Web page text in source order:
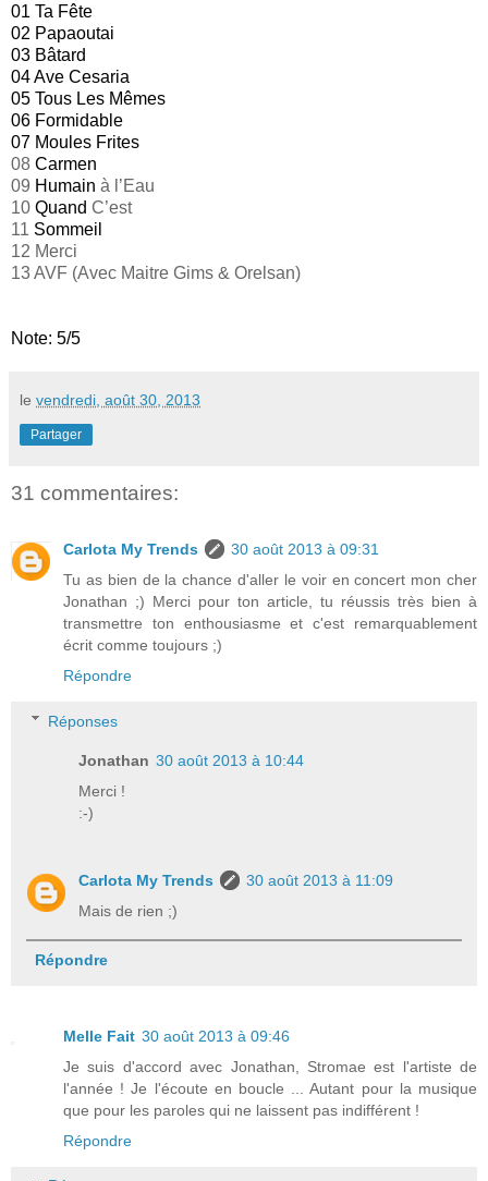
01 Ta Fête
02 Papaoutai
03 Bâtard
04 Ave Cesaria
05 Tous Les Mêmes
06 Formidable
07 Moules Frites
08 Carmen
09 Humain à l’Eau
10 Quand C’est
11 Sommeil
12 Merci
13 AVF (Avec Maitre Gims & Orelsan)
Note: 5/5
le vendredi, août 30, 2013
Partager
31 commentaires:
Carlota My Trends
30 août 2013 à 09:31
Tu as bien de la chance d'aller le voir en concert mon cher
Jonathan ;) Merci pour ton article, tu réussis très bien à
transmettre ton enthousiasme et c'est remarquablement
écrit comme toujours ;)
Répondre
Réponses
Jonathan 30 août 2013 à 10:44
Merci !
:-)
Carlota My Trends
30 août 2013 à 11:09
Mais de rien ;)
Répondre
Melle Fait 30 août 2013 à 09:46
Je suis d'accord avec Jonathan, Stromae est l'artiste de
l'année ! Je l'écoute en boucle ... Autant pour la musique
que pour les paroles qui ne laissent pas indifférent !
Répondre